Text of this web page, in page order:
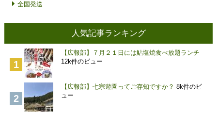
全国発送
人気記事ランキング
【広報部】７月２１日には鮎塩焼食べ放題ランチ
12k件のビュー
【広報部】七宗遊園ってご存知ですか？ 8k件のビ
ュー